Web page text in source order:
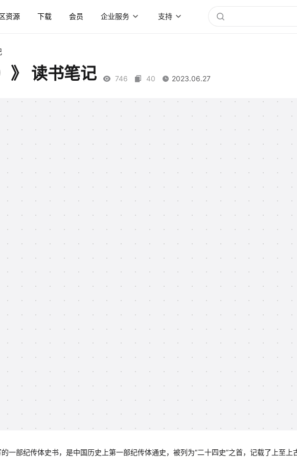
资源 下载 会员 企业服务 支持
》 读书笔记 746 40 2023.06.27
一部纪传体史书，是中国历史上第一部纪传体通史，被列为“二十四史”之首，记载了上至上